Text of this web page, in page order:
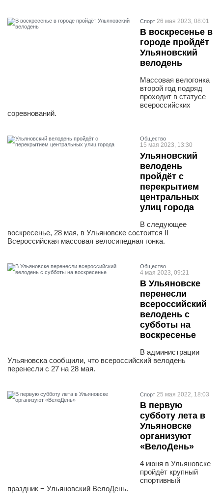
Спорт 26 мая 2023, 08:01
В воскресенье в
городе пройдёт
Ульяновский
велодень
Массовая велогонка
второй год подряд
проходит в статусе
всероссийских
соревнований.
Общество
15 мая 2023, 13:30
Ульяновский
велодень
пройдёт с
перекрытием
центральных
улиц города
В следующее
воскресенье, 28 мая, в Ульяновске состоится II
Всероссийская массовая велосипедная гонка.
Общество
4 мая 2023, 09:21
В Ульяновске
перенесли
всероссийский
велодень с
субботы на
воскресенье
В администрации
Ульяновска сообщили, что всероссийский велодень
перенесли с 27 на 28 мая.
Спорт 25 мая 2022, 18:03
В первую
субботу лета в
Ульяновске
организуют
«ВелоДень»
4 июня в Ульяновске
пройдёт крупный
спортивный
праздник − Ульяновский ВелоДень.